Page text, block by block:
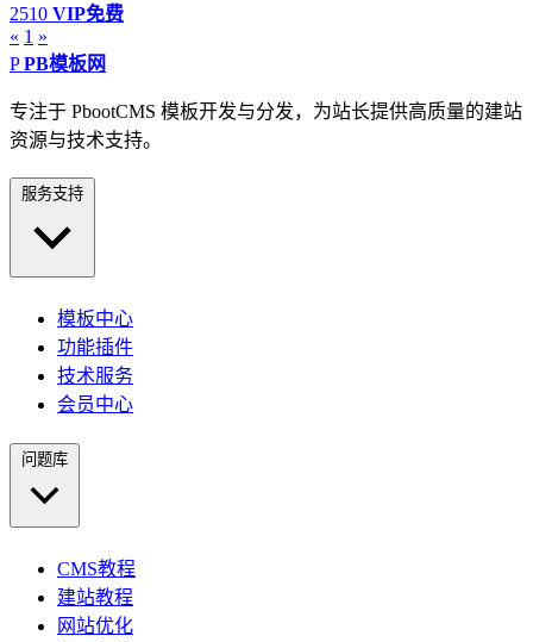
2510 VIP免费
« 1 »
P PB模板网
专注于 PbootCMS 模板开发与分发，为站长提供高质量的建站
资源与技术支持。
服务支持
模板中心
功能插件
技术服务
会员中心
问题库
CMS教程
建站教程
网站优化